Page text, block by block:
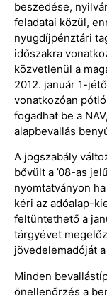
beszedése,
feladatai közül,
nyugdíjpénztári
időszakra
közvetlenül a
2012. január 1-
vonatkozóan
fogadhat be a
alapbevallás
A jogszabály
bővült a ’08-as
nyomtatványon
kéri az adóalap-
feltüntethető a
tárgyévet
jövedelemadóját
Minden
önellenőrzés a